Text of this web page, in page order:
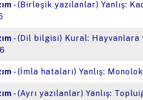
- (Birleşik yazılanlar) Yanlış:
- (Dil bilgisi) Kural:
- (İmla hataları) Yanlış:
- (Ayrı yazılanlar) Yanlış: